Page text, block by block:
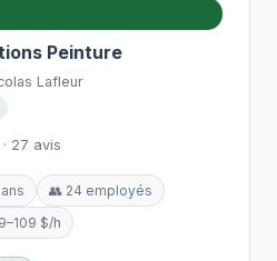
Peinture
Lafleur
27 avis
👥 24 employés
$/h